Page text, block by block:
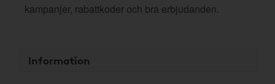
kampanjer, rabattkoder och bra erbjudanden.
Information